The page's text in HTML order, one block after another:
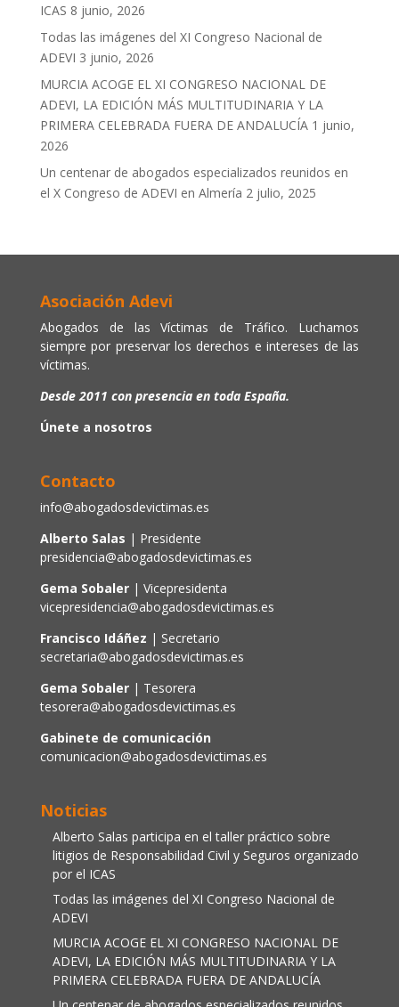
ICAS 8 junio, 2026
Todas las imágenes del XI Congreso Nacional de
ADEVI 3 junio, 2026
MURCIA ACOGE EL XI CONGRESO NACIONAL DE
ADEVI, LA EDICIÓN MÁS MULTITUDINARIA Y LA
PRIMERA CELEBRADA FUERA DE ANDALUCÍA 1 junio,
2026
Un centenar de abogados especializados reunidos en
el X Congreso de ADEVI en Almería 2 julio, 2025
Asociación Adevi
Abogados de las Víctimas de Tráfico. Luchamos
siempre por preservar los derechos e intereses de las
víctimas.
Desde 2011 con presencia en toda España.
Únete a nosotros
Contacto
info@abogadosdevictimas.es
Alberto Salas | Presidente
presidencia@abogadosdevictimas.es
Gema Sobaler | Vicepresidenta
vicepresidencia@abogadosdevictimas.es
Francisco Idáñez | Secretario
secretaria@abogadosdevictimas.es
Gema Sobaler| Tesorera
tesorera@abogadosdevictimas.es
Gabinete de comunicación
comunicacion@abogadosdevictimas.es
Noticias
Alberto Salas participa en el taller práctico sobre
litigios de Responsabilidad Civil y Seguros organizado
por el ICAS
Todas las imágenes del XI Congreso Nacional de
ADEVI
MURCIA ACOGE EL XI CONGRESO NACIONAL DE
ADEVI, LA EDICIÓN MÁS MULTITUDINARIA Y LA
PRIMERA CELEBRADA FUERA DE ANDALUCÍA